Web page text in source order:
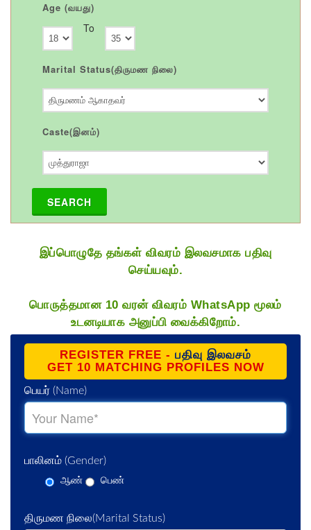
Age (வயது)
To
Marital Status(திருமண நிலை)
Caste(இனம்)
SEARCH
இப்பொழுதே தங்கள் விவரம் இலவசமாக பதிவு
செய்யவும்.
பொருத்தமான 10 வரன் விவரம் WhatsApp மூலம்
உடனடியாக அனுப்பி வைக்கிறோம்.
REGISTER FREE - பதிவு இலவசம்
GET 10 MATCHING PROFILES NOW
பெயர் (Name)
பாலினம் (Gender)
ஆண் பெண்
திருமண நிலை(Marital Status)